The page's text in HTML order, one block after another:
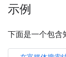
示例
下面是一个包含